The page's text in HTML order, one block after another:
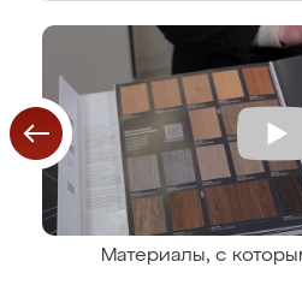
Материалы, с